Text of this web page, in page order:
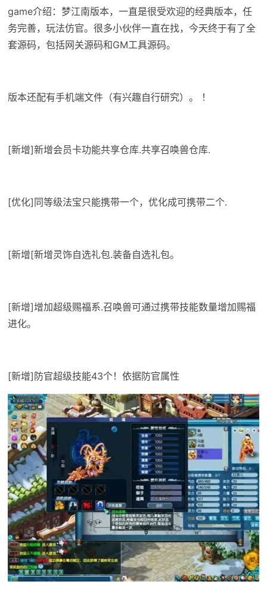
game介绍：梦江南版本，一直是很受欢迎的经典版本，任
务完善，玩法仿官。很多小伙伴一直在找，今天终于有了全
套源码，包括网关源码和GM工具源码。
版本还配有手机端文件（有兴趣自行研究）。 ！
[新增]新增会员卡功能共享仓库.共享召唤兽仓库.
[优化]同等级法宝只能携带一个，优化成可携带二个.
[新增[新增灵饰自选礼包.装备自选礼包。
[新增]增加超级赐福系.召唤兽可通过携带技能数量增加赐福
进化。
[新增]防官超级技能43个！依据防官属性